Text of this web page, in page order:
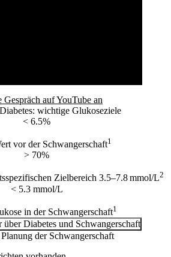
Gespräch auf YouTube an
wichtige Glukoseziele
< 6.5%
vor der Schwangerschaft1
> 70%
Zielbereich 3.5–7.8 mmol/L2
< 5.3 mmol/L
in der Schwangerschaft1
über Diabetes und Schwangerschaft
der Schwangerschaft